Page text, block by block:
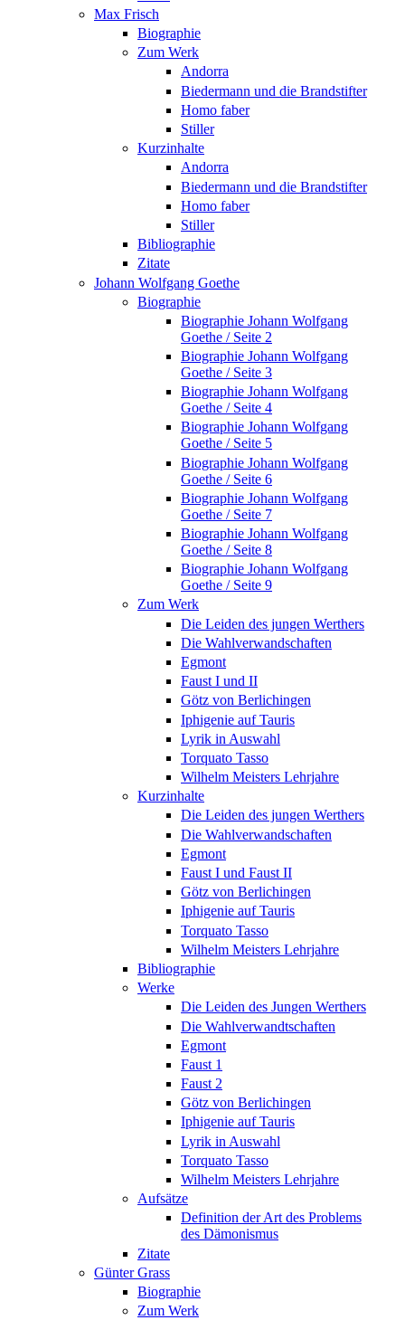
Max Frisch
Biographie
Zum Werk
Andorra
Biedermann und die Brandstifter
Homo faber
Stiller
Kurzinhalte
Andorra
Biedermann und die Brandstifter
Homo faber
Stiller
Bibliographie
Zitate
Johann Wolfgang Goethe
Biographie
Biographie Johann Wolfgang
Goethe / Seite 2
Biographie Johann Wolfgang
Goethe / Seite 3
Biographie Johann Wolfgang
Goethe / Seite 4
Biographie Johann Wolfgang
Goethe / Seite 5
Biographie Johann Wolfgang
Goethe / Seite 6
Biographie Johann Wolfgang
Goethe / Seite 7
Biographie Johann Wolfgang
Goethe / Seite 8
Biographie Johann Wolfgang
Goethe / Seite 9
Zum Werk
Die Leiden des jungen Werthers
Die Wahlverwandschaften
Egmont
Faust I und II
Götz von Berlichingen
Iphigenie auf Tauris
Lyrik in Auswahl
Torquato Tasso
Wilhelm Meisters Lehrjahre
Kurzinhalte
Die Leiden des jungen Werthers
Die Wahlverwandschaften
Egmont
Faust I und Faust II
Götz von Berlichingen
Iphigenie auf Tauris
Torquato Tasso
Wilhelm Meisters Lehrjahre
Bibliographie
Werke
Die Leiden des Jungen Werthers
Die Wahlverwandtschaften
Egmont
Faust 1
Faust 2
Götz von Berlichingen
Iphigenie auf Tauris
Lyrik in Auswahl
Torquato Tasso
Wilhelm Meisters Lehrjahre
Aufsätze
Definition der Art des Problems
des Dämonismus
Zitate
Günter Grass
Biographie
Zum Werk